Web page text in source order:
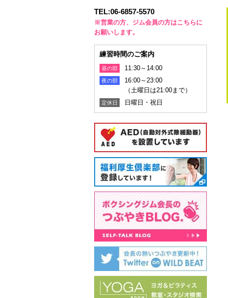
TEL:06-6857-5570
※営業の方、ジム会員の方はこちらに
お願いします。
練習時間のご案内
昼の部 11:30～14:00
夜の部
16:00～23:00
（土曜日は21:00まで）
定休日 日曜日・祝日